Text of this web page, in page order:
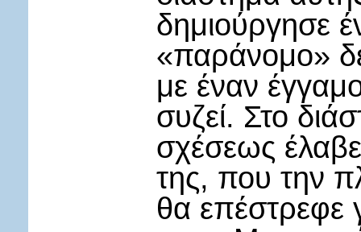
δημιούργησε
«παράνομο»
με έναν
συζεί. Στο
σχέσεως
της, που την
θα επέστρεφε